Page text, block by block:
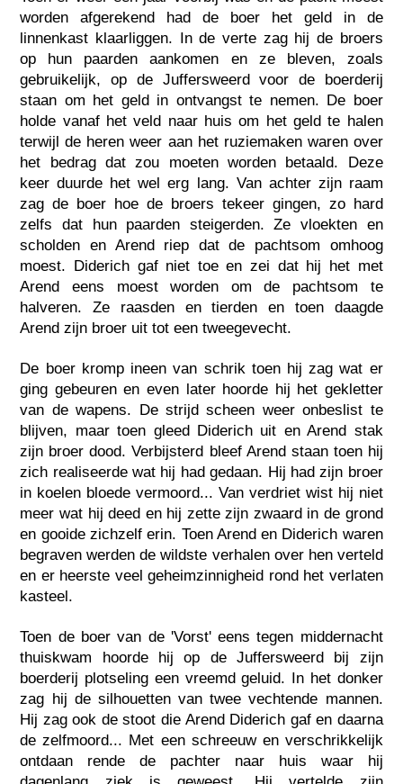
worden afgerekend had de boer het geld in de
linnenkast klaarliggen. In de verte zag hij de broers
op hun paarden aankomen en ze bleven, zoals
gebruikelijk, op de Juffersweerd voor de boerderij
staan om het geld in ontvangst te nemen. De boer
holde vanaf het veld naar huis om het geld te halen
terwijl de heren weer aan het ruziemaken waren over
het bedrag dat zou moeten worden betaald. Deze
keer duurde het wel erg lang. Van achter zijn raam
zag de boer hoe de broers tekeer gingen, zo hard
zelfs dat hun paarden steigerden. Ze vloekten en
scholden en Arend riep dat de pachtsom omhoog
moest. Diderich gaf niet toe en zei dat hij het met
Arend eens moest worden om de pachtsom te
halveren. Ze raasden en tierden en toen daagde
Arend zijn broer uit tot een tweegevecht.
De boer kromp ineen van schrik toen hij zag wat er
ging gebeuren en even later hoorde hij het gekletter
van de wapens. De strijd scheen weer onbeslist te
blijven, maar toen gleed Diderich uit en Arend stak
zijn broer dood. Verbijsterd bleef Arend staan toen hij
zich realiseerde wat hij had gedaan. Hij had zijn broer
in koelen bloede vermoord... Van verdriet wist hij niet
meer wat hij deed en hij zette zijn zwaard in de grond
en gooide zichzelf erin. Toen Arend en Diderich waren
begraven werden de wildste verhalen over hen verteld
en er heerste veel geheimzinnigheid rond het verlaten
kasteel.
Toen de boer van de 'Vorst' eens tegen middernacht
thuiskwam hoorde hij op de Juffersweerd bij zijn
boerderij plotseling een vreemd geluid. In het donker
zag hij de silhouetten van twee vechtende mannen.
Hij zag ook de stoot die Arend Diderich gaf en daarna
de zelfmoord... Met een schreeuw en verschrikkelijk
ontdaan rende de pachter naar huis waar hij